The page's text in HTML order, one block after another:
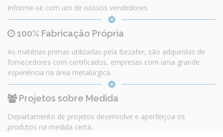
Informe-se com um de nossos vendedores.
100% Fabricação Própria
As matérias primas utilizadas pela Bezafer, são adquiridas de
fornecedores com certificados, empresas com uma grande
esperiência na área metalúrgica..
Projetos sobre Medida
Departamento de projetos desenvolve e aperfeiçoa os
produtos na medida certa..